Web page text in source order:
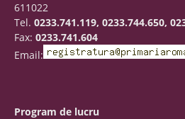
611022
Tel. 0233.741.119, 0233.744.650,
Fax: 0233.741.604
Email:
Program de lucru